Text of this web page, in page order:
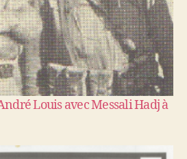
Louis avec Messali Hadj à